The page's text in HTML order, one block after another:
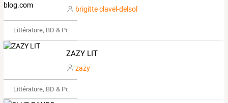
brigitte clavel-delsol
Littérature, BD & Poésie
ZAZY LIT
zazy
Littérature, BD & Poésie